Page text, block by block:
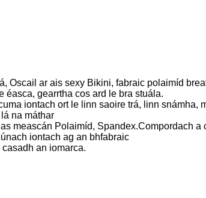
Oscail ar ais sexy Bikini, fabraic polaimíd
gearrtha cos ard le bra stuála.
iontach ort le linn saoire trá, linn
na máthar
meascán Polaimíd, Spandex.Compordach
iontach ag an bhfabraic
an iomarca.